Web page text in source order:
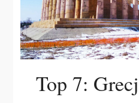
Top 7: